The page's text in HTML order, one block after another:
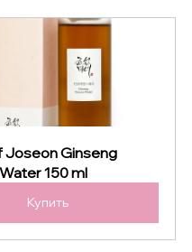
Joseon Ginseng
150 ml
Купить